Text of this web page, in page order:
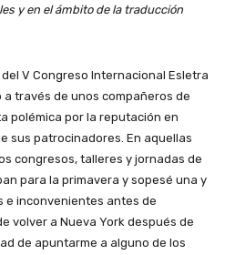
y en el ámbito de la traducción
V Congreso Internacional Esletra
través de unos compañeros de
polémica por la reputación en
sus patrocinadores. En aquellas
congresos, talleres y jornadas de
para la primavera y sopesé una y
e inconvenientes antes de
volver a Nueva York después de
de apuntarme a alguno de los